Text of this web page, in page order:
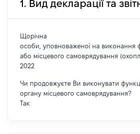
1. Вид декларації та
Щорічна
особи, уповноваженої на виконання
або місцевого самоврядування
2022
Чи продовжуєте Ви виконувати
органу місцевого самоврядування?
Так